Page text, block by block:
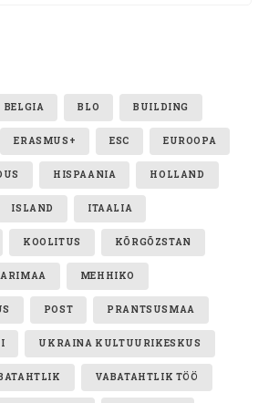
BELGIA BLO BUILDING
ERASMUS+ ESC EUROOPA
HISPAANIA HOLLAND
ISLAND ITAALIA
KOOLITUS KÕRGÕZSTAN
MEHHIKO
POST PRANTSUSMAA
UKRAINA KULTUURIKESKUS
VABATAHTLIK TÖÖ